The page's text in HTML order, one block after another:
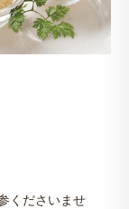
くださいませ